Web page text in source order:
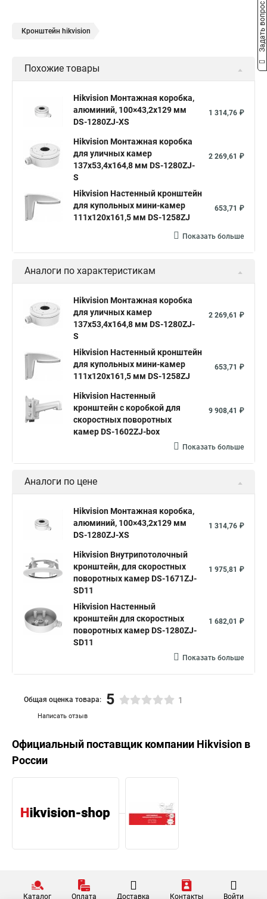
Кронштейн hikvision
Похожие товары
Hikvision Монтажная коробка,
алюминий, 100×43,2x129 мм
DS-1280ZJ-XS
1 314,76 ₽
Hikvision Монтажная коробка
для уличных камер
137x53,4x164,8 мм DS-1280ZJ-
S
2 269,61 ₽
Hikvision Настенный кронштейн
для купольных мини-камер
111x120x161,5 мм DS-1258ZJ
653,71 ₽
Показать больше
Аналоги по характеристикам
Hikvision Монтажная коробка
для уличных камер
137x53,4x164,8 мм DS-1280ZJ-
S
2 269,61 ₽
Hikvision Настенный кронштейн
для купольных мини-камер
111x120x161,5 мм DS-1258ZJ
653,71 ₽
Hikvision Настенный
кронштейн с коробкой для
скоростных поворотных
камер DS-1602ZJ-box
9 908,41 ₽
Показать больше
Аналоги по цене
Hikvision Монтажная коробка,
алюминий, 100×43,2x129 мм
DS-1280ZJ-XS
1 314,76 ₽
Hikvision Внутрипотолочный
кронштейн, для скоростных
поворотных камер DS-1671ZJ-
SD11
1 975,81 ₽
Hikvision Настенный
кронштейн для скоростных
поворотных камер DS-1280ZJ-
SD11
1 682,01 ₽
Показать больше
Написать отзыв
Общая оценка товара: 5 1
Официальный поставщик компании Hikvision в
России
Каталог Оплата Доставка Контакты Войти
Задать вопрос